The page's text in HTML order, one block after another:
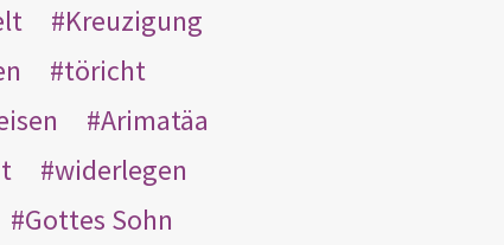
Kreuzigung
töricht
Arimatäa
widerlegen
Gottes Sohn